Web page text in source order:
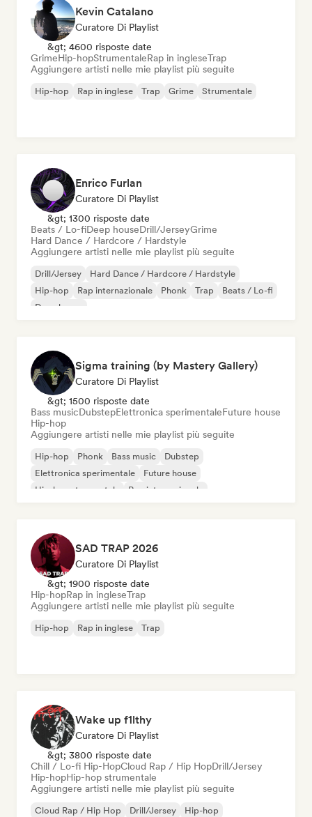
Kevin Catalano
Curatore Di Playlist
&gt; 4600 risposte date
GrimeHip-hopStrumentaleRap in ingleseTrap
Aggiungere artisti nelle mie playlist più seguite
Hip-hop Rap in inglese Trap Grime Strumentale
Enrico Furlan
Curatore Di Playlist
&gt; 1300 risposte date
Beats / Lo-fiDeep houseDrill/JerseyGrime
Hard Dance / Hardcore / Hardstyle
Aggiungere artisti nelle mie playlist più seguite
Drill/Jersey
Hard Dance / Hardcore / Hardstyle
Hip-hop
Rap internazionale Phonk Trap
Beats / Lo-fi
Deep house
Sigma training (by Mastery Gallery)
Curatore Di Playlist
&gt; 1500 risposte date
Bass musicDubstepElettronica sperimentaleFuture house
Hip-hop
Aggiungere artisti nelle mie playlist più seguite
Hip-hop Phonk Bass music
Dubstep
Elettronica sperimentale
Future house
Hip-hop strumentale
Rap internazionale
SAD TRAP 2026
Curatore Di Playlist
&gt; 1900 risposte date
Hip-hopRap in ingleseTrap
Aggiungere artisti nelle mie playlist più seguite
Hip-hop Rap in inglese Trap
Wake up f1lthy
Curatore Di Playlist
&gt; 3800 risposte date
Chill / Lo-fi Hip-HopCloud Rap / Hip HopDrill/Jersey
Hip-hopHip-hop strumentale
Aggiungere artisti nelle mie playlist più seguite
Cloud Rap / Hip Hop Drill/Jersey
Hip-hop